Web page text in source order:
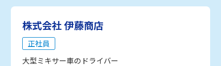
株式会社 伊藤商店
正社員
大型ミキサー車のドライバー